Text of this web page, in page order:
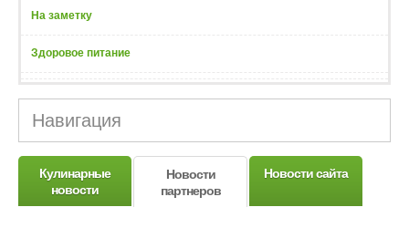
На заметку
Здоровое питание
Навигация
Кулинарные
новости
Новости
партнеров
Новости сайта